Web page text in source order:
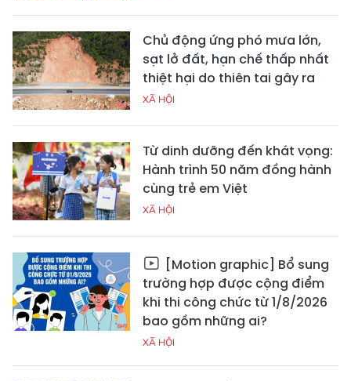
Chủ động ứng phó mưa lớn,
sạt lở đất, hạn chế thấp nhất
thiệt hại do thiên tai gây ra
XÃ HỘI
Từ dinh dưỡng đến khát vọng:
Hành trình 50 năm đồng hành
cùng trẻ em Việt
XÃ HỘI
[Motion graphic] Bổ sung
trường hợp được cộng điểm
khi thi công chức từ 1/8/2026
bao gồm những ai?
XÃ HỘI